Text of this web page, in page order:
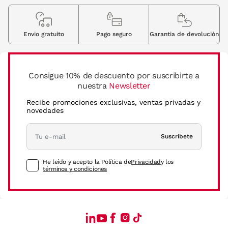
Consigue 10% de descuento por suscribirte a
nuestra Newsletter
Recibe promociones exclusivas, ventas privadas y
novedades
Suscríbete
He leído y acepto la Política dePrivacidady los
términos y condiciones
Envio gratuito Pago seguro Garantia de devolución